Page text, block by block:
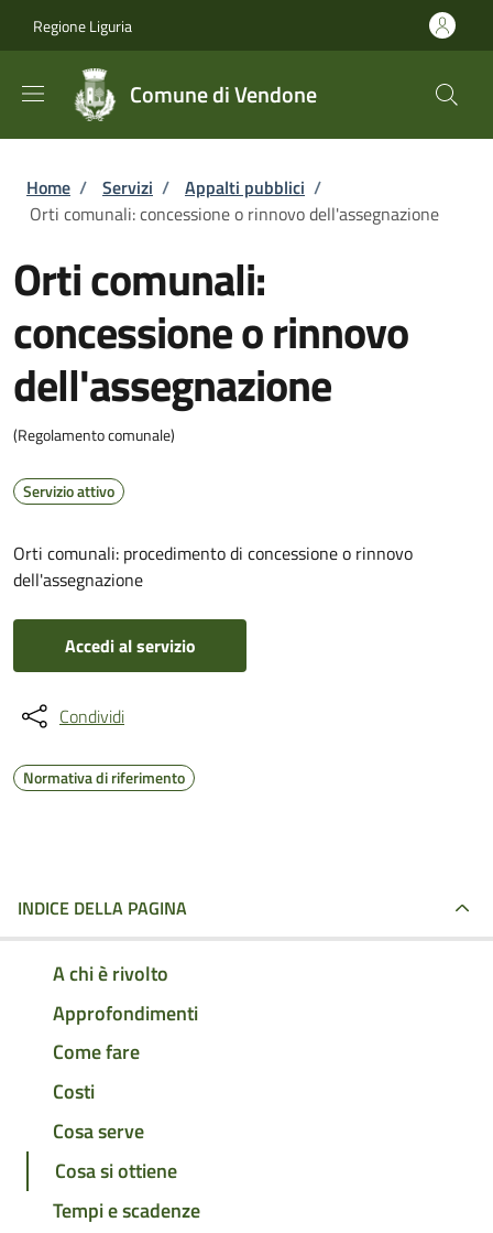
Regione Liguria
Comune di Vendone
Briciole di pane
Home / Servizi / Appalti pubblici /
Orti comunali: concessione o rinnovo dell'assegnazione
Orti comunali:
concessione o rinnovo
dell'assegnazione
(Regolamento comunale)
Servizio attivo
Orti comunali: procedimento di concessione o rinnovo
dell'assegnazione
Accedi al servizio
Condividi
Normativa di riferimento
INDICE DELLA PAGINA
A chi è rivolto
Approfondimenti
Come fare
Costi
Cosa serve
Cosa si ottiene
Tempi e scadenze